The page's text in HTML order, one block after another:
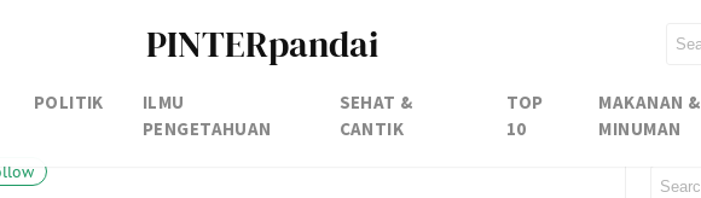
PINTERpandai
POLITIK
ILMU
PENGETAHUAN
SEHAT &
CANTIK
TOP
10
MAKANAN &
MINUMAN